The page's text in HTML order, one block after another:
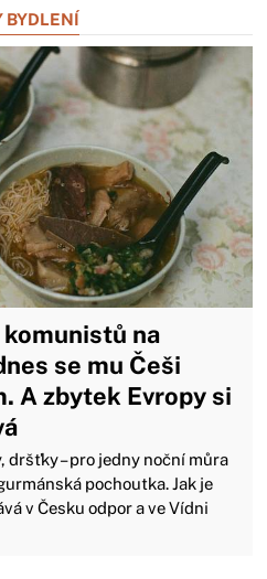
BYDLENÍ
na
se mu Češi
A zbytek Evropy si
dršťky – pro jedny noční můra
pochoutka. Jak je
v Česku odpor a ve Vídni